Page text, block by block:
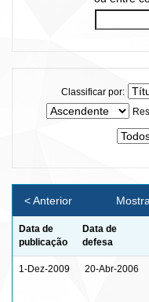
Classificar por:
< Anterior
Data de
publicação
Data de
defesa
1-Dez-2009 20-Abr-2006